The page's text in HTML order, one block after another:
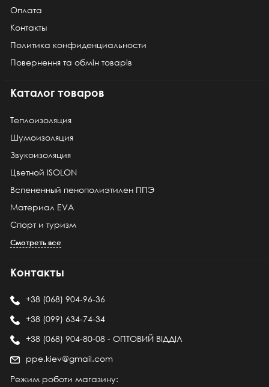
Оплата
Контакты
Политика конфиденциальности
Повернення та обмін товарів
Каталог товаров
Теплоизоляция
Шумоизоляция
Звукоизоляция
Цветной ISOLON
Вспененный пенополиэтилен ППЭ
Материал EVA
Спорт и туризм
Смотреть все
Контакты
+38 (068) 904-96-36
+38 (099) 634-74-34
+38 (068) 904-80-08 - ОПТОВИЙ ВІДДІЛ
ppe.kiev@gmail.com
Режим роботи магазину: